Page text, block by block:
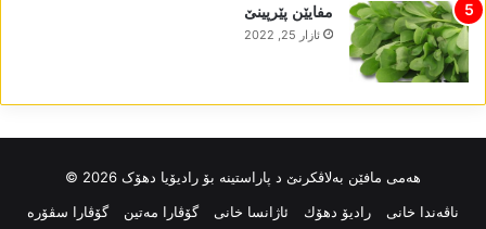
مفایێن پێرپینێ
ئازار 25, 2022
ھەمی مافێن بەلاڤکرنێ د پاراستینە بۆ رادیۆیا دھۆک 2026 ©
ناڤه‌ندا خانی
رادیۆ دهۆك ئاژانسا خانی گۆڤارا مەتین گۆڤارا سڤۆرە